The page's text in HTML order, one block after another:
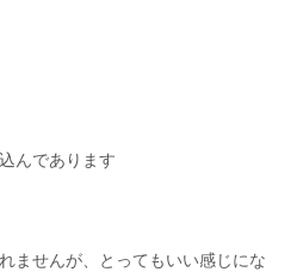
んであります
ませんが、とってもいい感じにな